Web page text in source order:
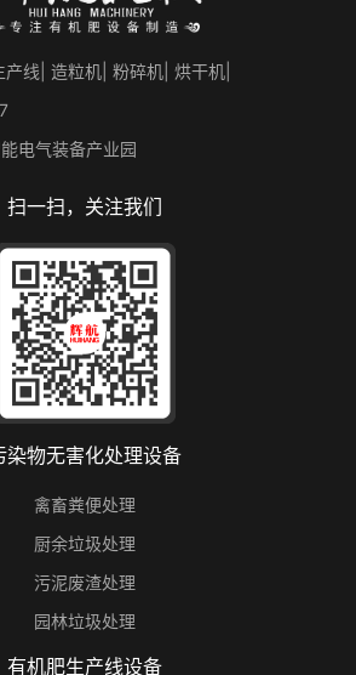
产线| 造粒机| 粉碎机| 烘干机|
电气装备产业园
扫一扫，关注我们
染物无害化处理设备
禽畜粪便处理
厨余垃圾处理
污泥废渣处理
园林垃圾处理
有机肥生产线设备